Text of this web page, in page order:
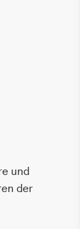
und
der